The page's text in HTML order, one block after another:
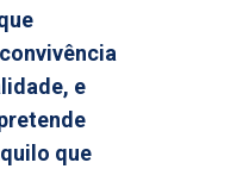
e
que